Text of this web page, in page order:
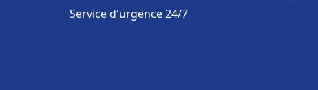
Service d'urgence 24/7